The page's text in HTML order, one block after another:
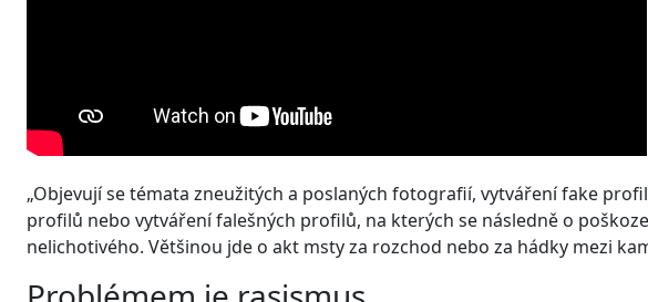
„Objevují se témata zneužitých a poslaných fotografií, vytváření fake
profilů nebo vytváření falešných profilů, na kterých se následně o
nelichotivého. Většinou jde o akt msty za rozchod nebo za hádky mezi